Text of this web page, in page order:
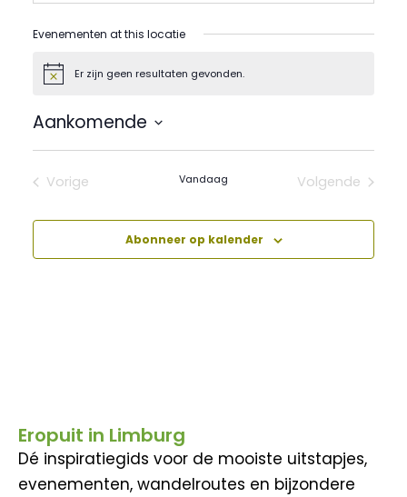
Evenementen at this locatie
BerichtEr zijn geen resultaten gevonden.
Aankomende
datum.
Vorige
Vandaag
Volgende
Abonneer op kalender
Eropuit in Limburg
Dé inspiratiegids voor de mooiste uitstapjes,
evenementen, wandelroutes en bijzondere